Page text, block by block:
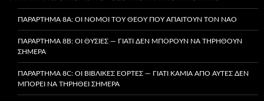
ΠΑΡΆΡΤΗΜΑ 8A: ΟΙ ΝΌΜΟΙ ΤΟΥ ΘΕΟΎ ΠΟΥ ΑΠΑΙΤΟΎΝ ΤΟΝ ΝΑΌ
ΠΑΡΆΡΤΗΜΑ 8B: ΟΙ ΘΥΣΊΕΣ — ΓΙΑΤΊ ΔΕΝ ΜΠΟΡΟΎΝ ΝΑ ΤΗΡΗΘΟΎΝ
ΣΉΜΕΡΑ
ΠΑΡΆΡΤΗΜΑ 8C: ΟΙ ΒΙΒΛΙΚΈΣ ΕΟΡΤΈΣ — ΓΙΑΤΊ ΚΑΜΊΑ ΑΠΌ ΑΥΤΈΣ ΔΕΝ
ΜΠΟΡΕΊ ΝΑ ΤΗΡΗΘΕΊ ΣΉΜΕΡΑ